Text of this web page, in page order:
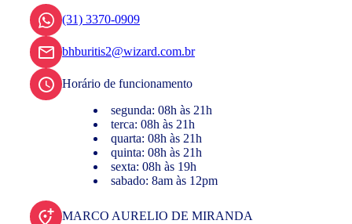
(31) 3370-0909
bhburitis2@wizard.com.br
Horário de funcionamento
segunda: 08h às 21h
terca: 08h às 21h
quarta: 08h às 21h
quinta: 08h às 21h
sexta: 08h às 19h
sabado: 8am às 12pm
MARCO AURELIO DE MIRANDA